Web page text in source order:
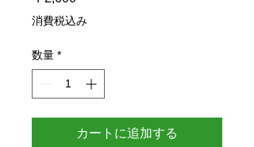
格
消費税込み
数量 *
カートに追加する